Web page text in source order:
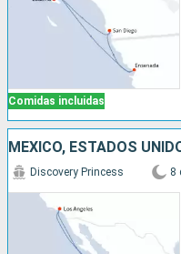
Comidas incluidas
MÉXICO, ESTADOS
Discovery Princess 8